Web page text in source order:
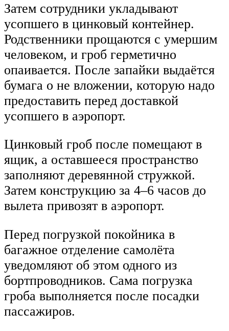
Затем сотрудники укладывают
усопшего в цинковый контейнер.
Родственники прощаются с умершим
человеком, и гроб герметично
опаивается. После запайки выдаётся
бумага о не вложении, которую надо
предоставить перед доставкой
усопшего в аэропорт.
Цинковый гроб после помещают в
ящик, а оставшееся пространство
заполняют деревянной стружкой.
Затем конструкцию за 4–6 часов до
вылета привозят в аэропорт.
Перед погрузкой покойника в
багажное отделение самолёта
уведомляют об этом одного из
бортпроводников. Сама погрузка
гроба выполняется после посадки
пассажиров.